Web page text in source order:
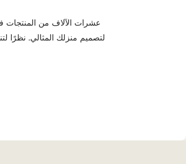
عشرات الآلاف من المنتجات
لتصميم منزلك المثالي. نظرًا